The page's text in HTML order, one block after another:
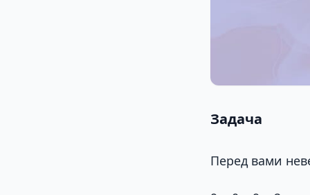
Задача
Перед вами